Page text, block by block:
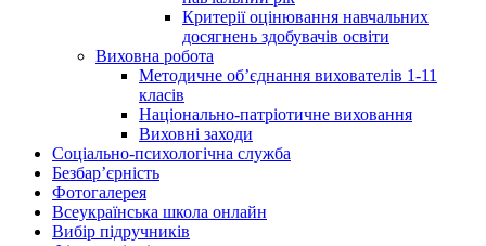
Критерії оцінювання навчальних
досягнень здобувачів освіти
Виховна робота
Методичне об’єднання вихователів 1-11
класів
Національно-патріотичне виховання
Виховні заходи
Соціально-психологічна служба
Безбар’єрність
Фотогалерея
Всеукраїнська школа онлайн
Вибір підручників